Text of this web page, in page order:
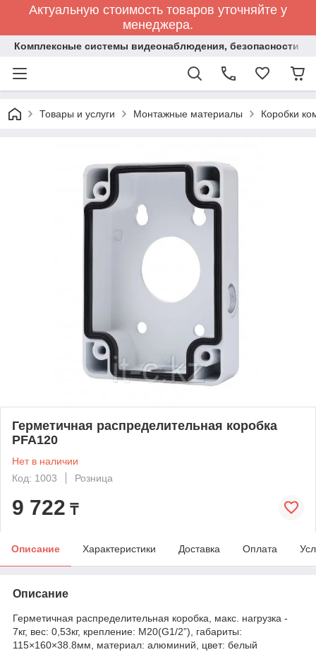
Актуальную стоимость товаров уточняйте у
менеджера.
Комплексные системы видеонаблюдения, безопасности и
Товары и услуги Монтажные материалы Коробки
Герметичная распределительная коробка
PFA120
Нет в наличии
Код: 1003
Розница
9 722 ₸
Описание Характеристики Доставка Оплата
Описание
Герметичная распределительная коробка, макс. нагрузка -
7кг, вес: 0,53кг, крепление: M20(G1/2”), габариты:
115×160×38.8мм, материал: алюминий, цвет: белый